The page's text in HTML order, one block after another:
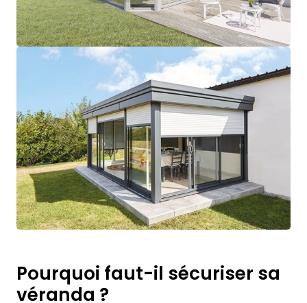
Pourquoi faut-il sécuriser sa
véranda ?